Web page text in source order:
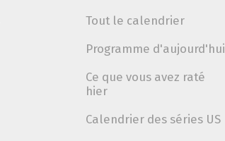
Tout le calendrier
Programme d'aujourd'hui
Ce que vous avez raté
hier
Calendrier des séries US